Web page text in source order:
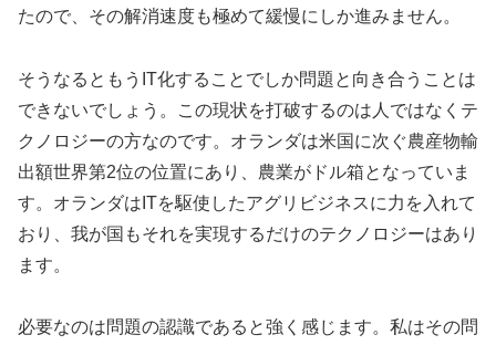
たので、その解消速度も極めて緩慢にしか進みません。
そうなるともうIT化することでしか問題と向き合うことは
できないでしょう。この現状を打破するのは人ではなくテ
クノロジーの方なのです。オランダは米国に次ぐ農産物輸
出額世界第2位の位置にあり、農業がドル箱となっていま
す。オランダはITを駆使したアグリビジネスに力を入れて
おり、我が国もそれを実現するだけのテクノロジーはあり
ます。
必要なのは問題の認識であると強く感じます。私はその問